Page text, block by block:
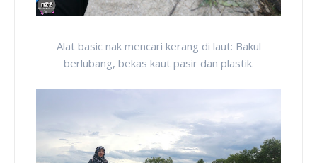
Alat basic nak mencari kerang di laut: Bakul
berlubang, bekas kaut pasir dan plastik.